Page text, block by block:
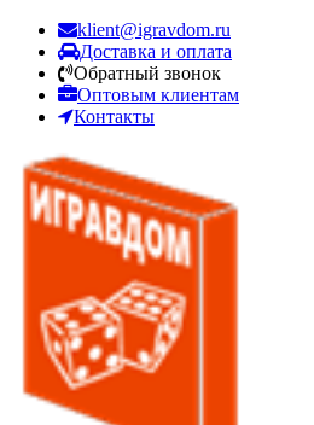
klient@igravdom.ru
Доставка и оплата
Обратный звонок
Оптовым клиентам
Контакты